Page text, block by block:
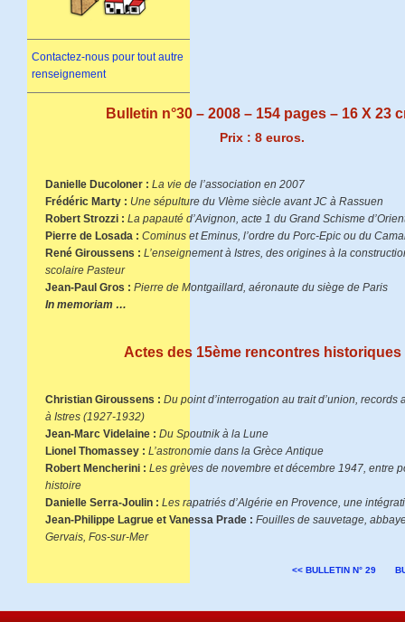
Contactez-nous pour tout autre
renseignement
Bulletin n°30 – 2008 – 154 pages – 16 X 23
Prix : 8 euros.
Danielle Ducoloner : La vie de l’association en 2007
Frédéric Marty : Une sépulture du VIème siècle avant JC à Rassuen
Robert Strozzi : La papauté d’Avignon, acte 1 du Grand Schisme
Pierre de Losada : Cominus et Eminus, l’ordre du Porc-Epic ou du
René Giroussens : L’enseignement à Istres, des origines à la
scolaire Pasteur
Jean-Paul Gros : Pierre de Montgaillard, aéronaute du siège de Paris
In memoriam …
Actes des 15ème rencontres historiques
Christian Giroussens : Du point d’interrogation au trait d’union, records
à Istres (1927-1932)
Jean-Marc Videlaine : Du Spoutnik à la Lune
Lionel Thomassey : L’astronomie dans la Grèce Antique
Robert Mencherini : Les grèves de novembre et décembre 1947, entre
histoire
Danielle Serra-Joulin : Les rapatriés d’Algérie en Provence, une
Jean-Philippe Lagrue et Vanessa Prade : Fouilles de sauvetage,
Gervais, Fos-sur-Mer
<< BULLETIN N° 29